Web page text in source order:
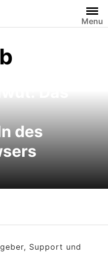
Menu
des
Support und